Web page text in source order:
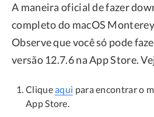
A maneira oficial de fazer
completo do macOS
Observe que você só pode
versão 12.7.6 na App Store.
Cliqueaqui para encontrar o
App Store.